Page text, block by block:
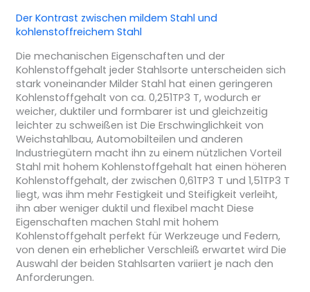
Der Kontrast zwischen mildem Stahl und
kohlenstoffreichem Stahl
Die mechanischen Eigenschaften und der
Kohlenstoffgehalt jeder Stahlsorte unterscheiden sich
stark voneinander Milder Stahl hat einen geringeren
Kohlenstoffgehalt von ca. 0,251TP3 T, wodurch er
weicher, duktiler und formbarer ist und gleichzeitig
leichter zu schweißen ist Die Erschwinglichkeit von
Weichstahlbau, Automobilteilen und anderen
Industriegütern macht ihn zu einem nützlichen Vorteil
Stahl mit hohem Kohlenstoffgehalt hat einen höheren
Kohlenstoffgehalt, der zwischen 0,61TP3 T und 1,51TP3 T
liegt, was ihm mehr Festigkeit und Steifigkeit verleiht,
ihn aber weniger duktil und flexibel macht Diese
Eigenschaften machen Stahl mit hohem
Kohlenstoffgehalt perfekt für Werkzeuge und Federn,
von denen ein erheblicher Verschleiß erwartet wird Die
Auswahl der beiden Stahlsarten variiert je nach den
Anforderungen.